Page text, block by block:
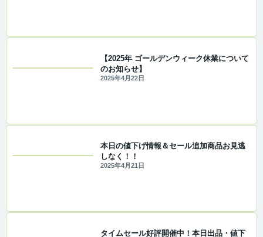
【2025年 ゴールデンウィーク休業について
のお知らせ】
2025年4月22日
本日の値下げ情報＆セール追加商品お見逃
しなく！！
2025年4月21日
タイムセール好評開催中！本日出品・値下